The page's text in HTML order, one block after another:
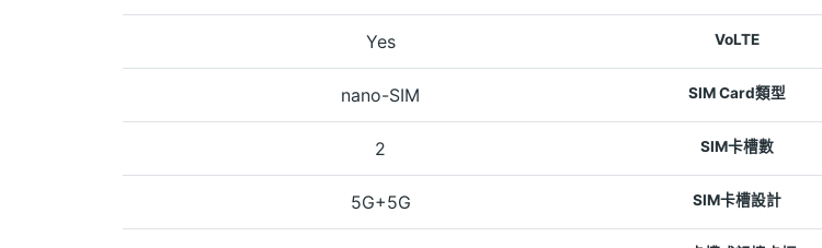
Yes VoLTE
nano-SIM SIM Card類型
2 SIM卡槽數
5G+5G SIM卡槽設計